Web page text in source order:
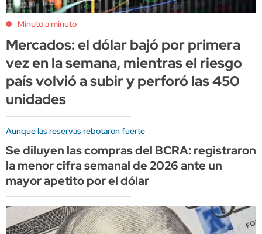
Minuto a minuto
Mercados: el dólar bajó por primera
vez en la semana, mientras el riesgo
país volvió a subir y perforó las 450
unidades
Aunque las reservas rebotaron fuerte
Se diluyen las compras del BCRA: registraron
la menor cifra semanal de 2026 ante un
mayor apetito por el dólar